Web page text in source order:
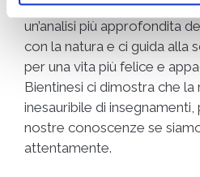
Il libro “Ri-Generazione”
un’analisi più approfondita
con la natura e ci guida alla
per una vita più felice e
Bientinesi ci dimostra che la
inesauribile di
nostre conoscenze se
attentamente.